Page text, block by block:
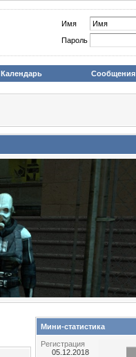
Имя
Пароль
Календарь Сообщения
Мини-статистика
Регистрация
05.12.2018